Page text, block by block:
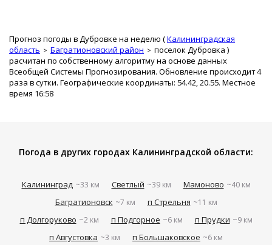
Прогноз погоды в Дубровке на неделю (Калининградская
область
Багратионовский район поселок Дубровка )
расчитан по собственному алгоритму на основе данных
Всеобщей Системы Прогнозирования. Обновление происходит 4
раза в сутки. Географические координаты: 54.42, 20.55. Местное
время 16:58
Погода в других городах Калининградской области:
Калининград ~33 км Светлый ~39 км Мамоново ~40 км
Багратионовск ~7 км п Стрельня ~11 км
п Долгоруково ~2 км п Подгорное ~6 км п Прудки ~9 км
п Августовка ~3 км п Большаковское ~6 км